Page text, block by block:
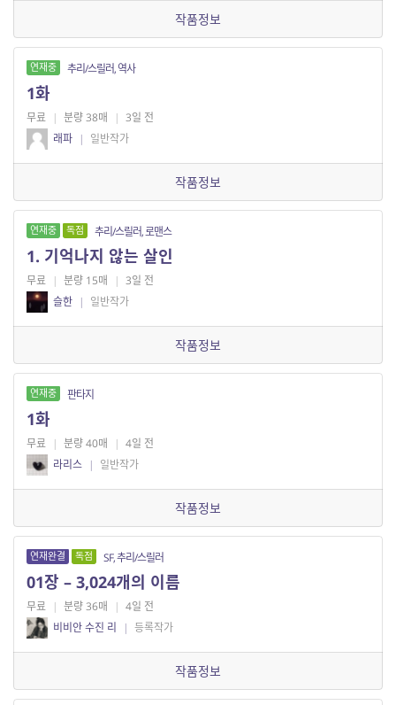
작품정보
연재중 추리/스릴러, 역사
1화
무료 | 분량 38매 | 3일 전
래파 | 일반작가
작품정보
연재중 독점 추리/스릴러, 로맨스
1. 기억나지 않는 살인
무료 | 분량 15매 | 3일 전
슬한 | 일반작가
작품정보
연재중 판타지
1화
무료 | 분량 40매 | 4일 전
라리스 | 일반작가
작품정보
연재완결 독점 SF, 추리/스릴러
01장 – 3,024개의 이름
무료 | 분량 36매 | 4일 전
비비안 수진 리
| 등록작가
작품정보